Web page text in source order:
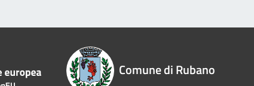
Comune di Rubano